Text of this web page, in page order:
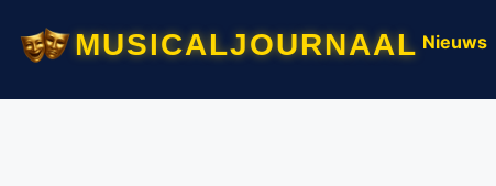
musicaljournaal Nieuws